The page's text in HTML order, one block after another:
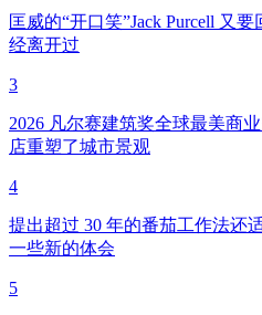
匡威的“开口笑”Jack Purcell 又
经离开过
3
2026 凡尔赛建筑奖全球最美商
店重塑了城市景观
4
提出超过 30 年的番茄工作法还
一些新的体会
5